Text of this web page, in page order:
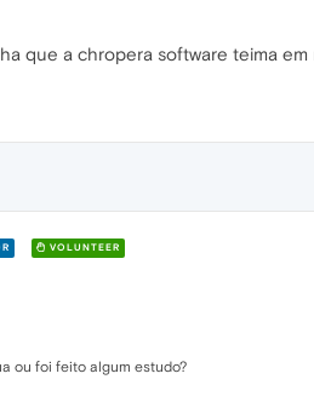
que a chropera software teima
VOLUNTEER
ou foi feito algum estudo?